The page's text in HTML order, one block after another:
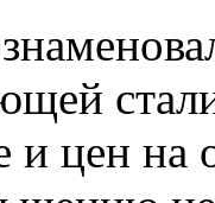
и цен